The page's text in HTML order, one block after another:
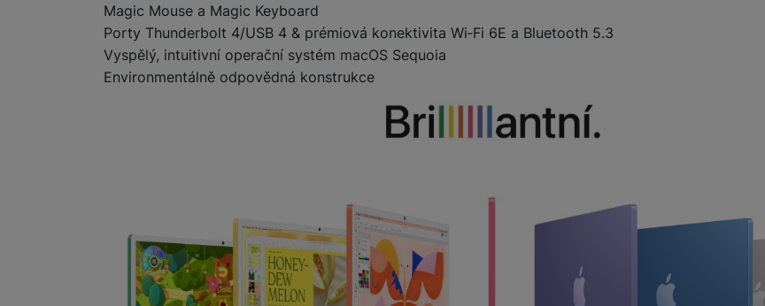
Magic Mouse a Magic Keyboard
Porty Thunderbolt 4/USB 4 & prémiová konektivita Wi‑Fi 6E a Bluetooth 5.3
Vyspělý, intuitivní operační systém macOS Sequoia
Environmentálně odpovědná konstrukce